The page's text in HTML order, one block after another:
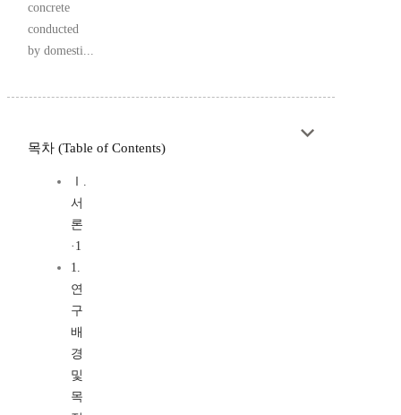
concrete
conducted
by domesti...
목차 (Table of Contents)
Ⅰ.
서
론
·1
1.
연
구
배
경
및
목